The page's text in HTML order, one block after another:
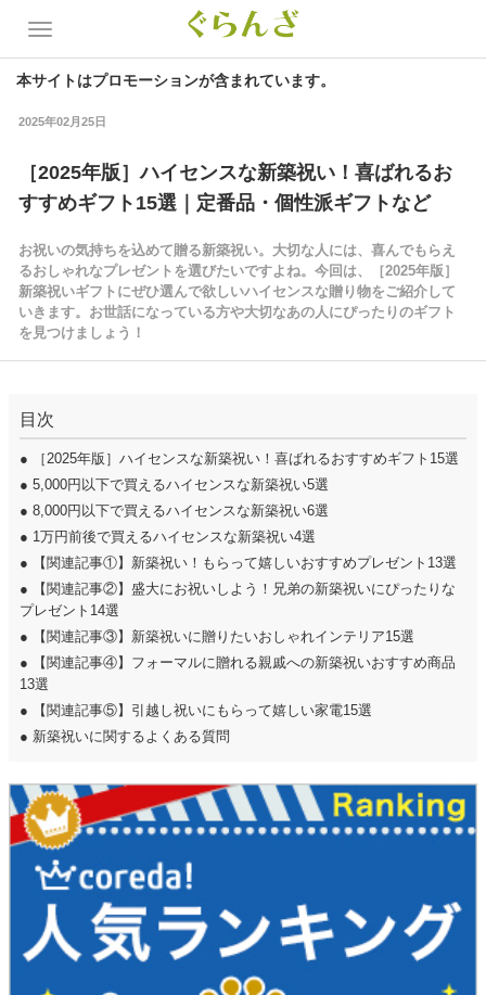
本サイトはプロモーションが含まれています。
2025年02月25日
［2025年版］ハイセンスな新築祝い！喜ばれるお
すすめギフト15選｜定番品・個性派ギフトなど
お祝いの気持ちを込めて贈る新築祝い。大切な人には、喜んでもらえ
るおしゃれなプレゼントを選びたいですよね。今回は、［2025年版］
新築祝いギフトにぜひ選んで欲しいハイセンスな贈り物をご紹介して
いきます。お世話になっている方や大切なあの人にぴったりのギフト
を見つけましょう！
目次
● ［2025年版］ハイセンスな新築祝い！喜ばれるおすすめギフト15選
● 5,000円以下で買えるハイセンスな新築祝い5選
● 8,000円以下で買えるハイセンスな新築祝い6選
● 1万円前後で買えるハイセンスな新築祝い4選
● 【関連記事①】新築祝い！もらって嬉しいおすすめプレゼント13選
● 【関連記事②】盛大にお祝いしよう！兄弟の新築祝いにぴったりな
プレゼント14選
● 【関連記事③】新築祝いに贈りたいおしゃれインテリア15選
● 【関連記事④】フォーマルに贈れる親戚への新築祝いおすすめ商品
13選
● 【関連記事⑤】引越し祝いにもらって嬉しい家電15選
● 新築祝いに関するよくある質問